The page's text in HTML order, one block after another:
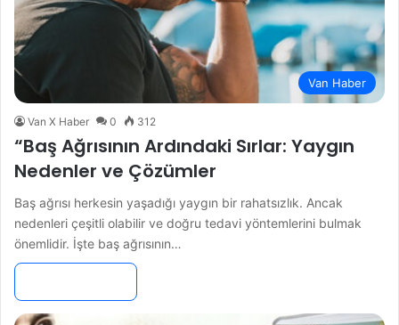
Van Haber
Van X Haber 0 312
“Baş Ağrısının Ardındaki Sırlar: Yaygın
Nedenler ve Çözümler
Baş ağrısı herkesin yaşadığı yaygın bir rahatsızlık. Ancak
nedenleri çeşitli olabilir ve doğru tedavi yöntemlerini bulmak
önemlidir. İşte baş ağrısının…